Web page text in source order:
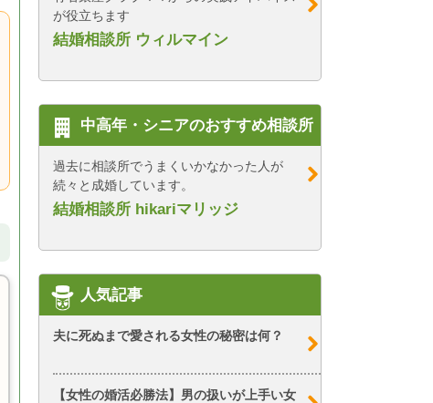
が役立ちます
結婚相談所 ウィルマイン
中高年・シニアのおすすめ相談所
過去に相談所でうまくいかなかった人が
続々と成婚しています。
結婚相談所 hikariマリッジ
人気記事
夫に死ぬまで愛される女性の秘密は何？
【女性の婚活必勝法】男の扱いが上手い女